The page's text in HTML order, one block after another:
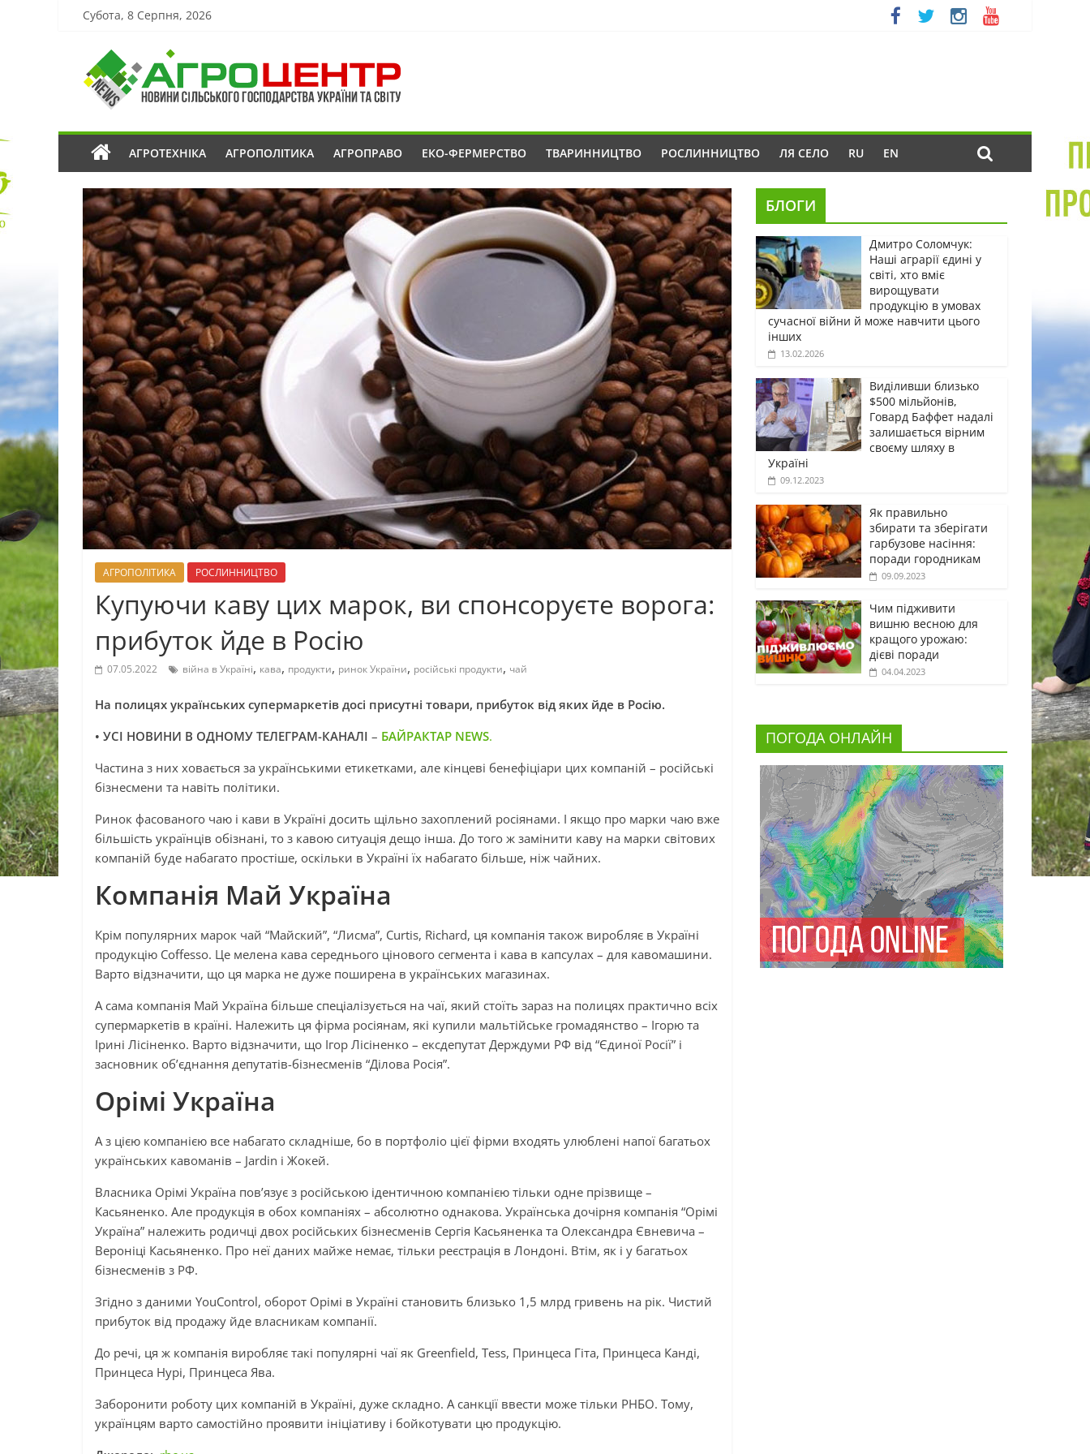
Субота, 8 Серпня, 2026
АГРОТЕХНІКА АГРОПОЛІТИКА АГРОПРАВО ЕКО-ФЕРМЕРСТВО ТВАРИННИЦТВО РОСЛИННИЦТВО ЛЯ СЕЛО RU EN
АГРОПОЛІТИКА РОСЛИННИЦТВО
Купуючи каву цих марок, ви спонсоруєте ворога:
прибуток йде в Росію
07.05.2022 війна в Україні, кава, продукти, ринок України, російські продукти, чай
На полицях українських супермаркетів досі присутні товари, прибуток від яких йде в Росію.
• УСІ НОВИНИ В ОДНОМУ ТЕЛЕГРАМ-КАНАЛІ – БАЙРАКТАР NEWS.
Частина з них ховається за українськими етикетками, але кінцеві бенефіціари цих компаній – російські
бізнесмени та навіть політики.
Ринок фасованого чаю і кави в Україні досить щільно захоплений росіянами. І якщо про марки чаю вже
більшість українців обізнані, то з кавою ситуація дещо інша. До того ж замінити каву на марки світових
компаній буде набагато простіше, оскільки в Україні їх набагато більше, ніж чайних.
Компанія Май Україна
Крім популярних марок чай “Майский”, “Лисма”, Curtis, Richard, ця компанія також виробляє в Україні
продукцію Coffesso. Це мелена кава середнього цінового сегмента і кава в капсулах – для кавомашини.
Варто відзначити, що ця марка не дуже поширена в українських магазинах.
А сама компанія Май Україна більше спеціалізується на чаї, який стоїть зараз на полицях практично всіх
супермаркетів в країні. Належить ця фірма росіянам, які купили мальтійське громадянство – Ігорю та
Ірині Лісіненко. Варто відзначити, що Ігор Лісіненко – ексдепутат Держдуми РФ від “Єдиної Росії” і
засновник об’єднання депутатів-бізнесменів “Ділова Росія”.
Орімі Україна
А з цією компанією все набагато складніше, бо в портфоліо цієї фірми входять улюблені напої багатьох
українських кавоманів – Jardin і Жокей.
Власника Орімі Україна пов’язує з російською ідентичною компанією тільки одне прізвище –
Касьяненко. Але продукція в обох компаніях – абсолютно однакова. Українська дочірня компанія “Орімі
Україна” належить родичці двох російських бізнесменів Сергія Касьяненка та Олександра Євневича –
Вероніці Касьяненко. Про неї даних майже немає, тільки реєстрація в Лондоні. Втім, як і у багатьох
бізнесменів з РФ.
Згідно з даними YouControl, оборот Орімі в Україні становить близько 1,5 млрд гривень на рік. Чистий
прибуток від продажу йде власникам компанії.
До речі, ця ж компанія виробляє такі популярні чаї як Greenfield, Tess, Принцеса Гіта, Принцеса Канді,
Принцеса Нурі, Принцеса Ява.
Заборонити роботу цих компаній в Україні, дуже складно. А санкції ввести може тільки РНБО. Тому,
українцям варто самостійно проявити ініціативу і бойкотувати цю продукцію.
БЛОГИ
Дмитро Соломчук:
Наші аграрії єдині у
світі, хто вміє
вирощувати
продукцію в умовах
сучасної війни й може навчити цього
інших
13.02.2026
Виділивши близько
$500 мільйонів,
Говард Баффет надалі
залишається вірним
своєму шляху в
Україні
09.12.2023
Як правильно
збирати та зберігати
гарбузове насіння:
поради городникам
09.09.2023
Чим підживити
вишню весною для
кращого урожаю:
дієві поради
04.04.2023
ПОГОДА ОНЛАЙН